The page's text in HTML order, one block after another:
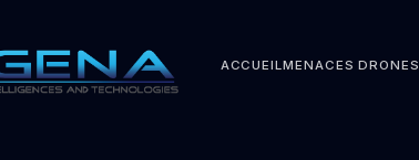
ACCUEILMENACES DRONES